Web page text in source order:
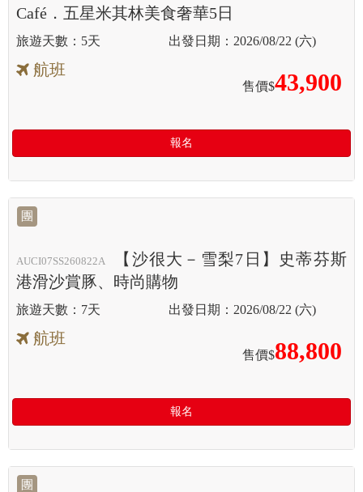
Café．五星米其林美食奢華5日
5天 2026/08/22 (六)
航班
售價$43,900
報名
團
AUCI07SS260822A
【沙很大－雪梨7日】史蒂芬斯
港滑沙賞豚、時尚購物
7天 2026/08/22 (六)
航班
售價$88,800
報名
團